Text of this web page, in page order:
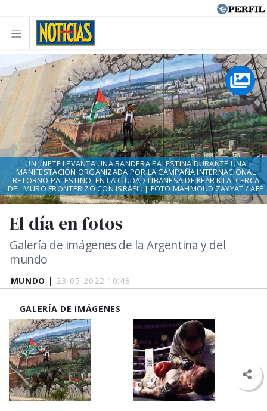
MUNDO | 23-05-2022 10:48
El día en fotos
Galería de imágenes de la Argentina y del
mundo
UN JINETE LEVANTA UNA BANDERA PALESTINA DURANTE UNA
MANIFESTACIÓN ORGANIZADA POR LA CAMPAÑA INTERNACIONAL
RETORNO PALESTINO, EN LA CIUDAD LIBANESA DE KFAR KILA, CERCA
DEL MURO FRONTERIZO CON ISRAEL. | FOTO:MAHMOUD ZAYYAT / AFP
GALERÍA DE IMÁGENES